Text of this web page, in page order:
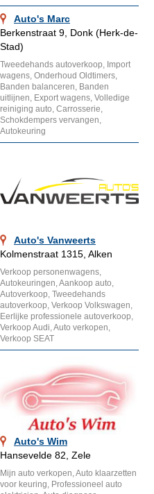
Auto's Marc
Berkenstraat 9, Donk (Herk-de-
Stad)
Tweedehands autoverkoop, Import
wagens, Onderhoud Oldtimers,
Banden balanceren, Banden
uitlijnen, Export wagens, Volledige
reiniging auto, Carrosserie,
Schokdempers vervangen,
Autokeuring
Auto's Vanweerts
Kolmenstraat 1315, Alken
Verkoop personenwagens,
Autokeuringen, Aankoop auto,
Autoverkoop, Tweedehands
autoverkoop, Verkoop Volkswagen,
Eerlijke professionele autoverkoop,
Verkoop Audi, Auto verkopen,
Verkoop SEAT
Auto's Wim
Hansevelde 82, Zele
Mijn auto verkopen, Auto klaarzetten
voor keuring, Professioneel auto